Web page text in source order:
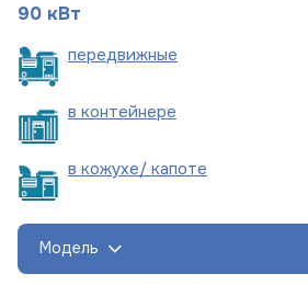
90 кВт
передвижные
в контейнере
в кожухе/ капоте
Модель